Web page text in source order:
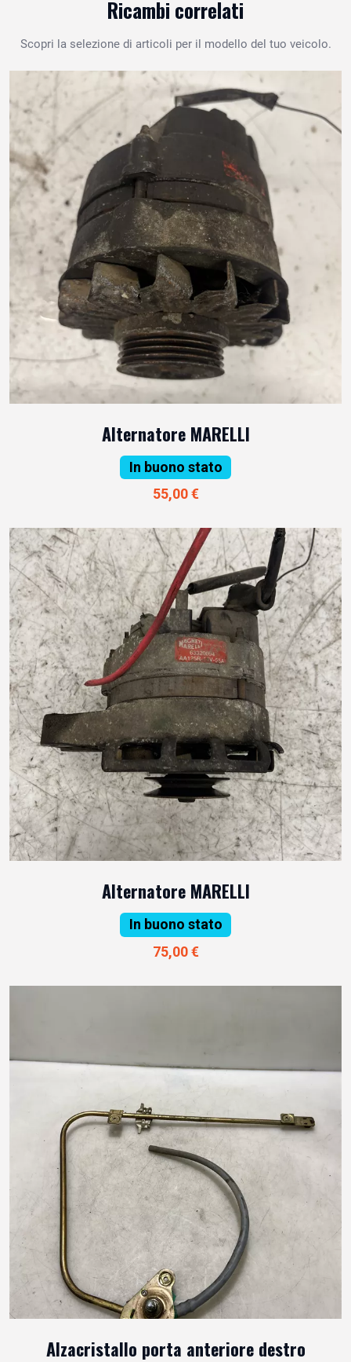
Ricambi correlati
Scopri la selezione di articoli per il modello del tuo veicolo.
Alternatore MARELLI
In buono stato
55,00 €
Alternatore MARELLI
In buono stato
75,00 €
Alzacristallo porta anteriore destro